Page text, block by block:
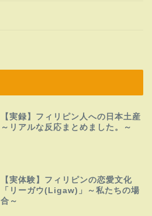
【実録】フィリピン人への日本土産
～リアルな反応まとめました。～
【実体験】フィリピンの恋愛文化
「リーガウ(Ligaw)」～私たちの場
合～